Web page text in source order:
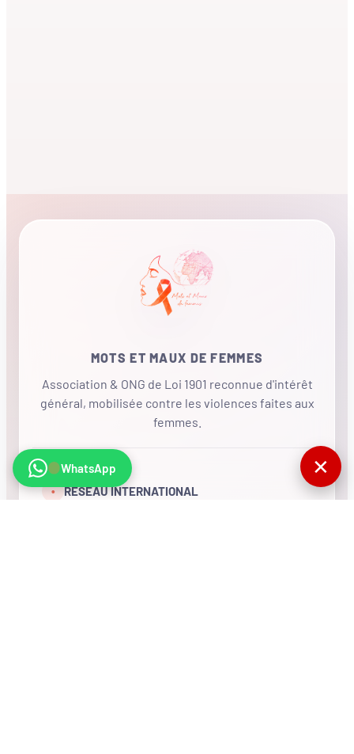
MOTS ET MAUX DE FEMMES
Association & ONG de Loi 1901 reconnue d'intérêt
général, mobilisée contre les violences faites aux
femmes.
• RÉSEAU INTERNATIONAL
WhatsApp ✕